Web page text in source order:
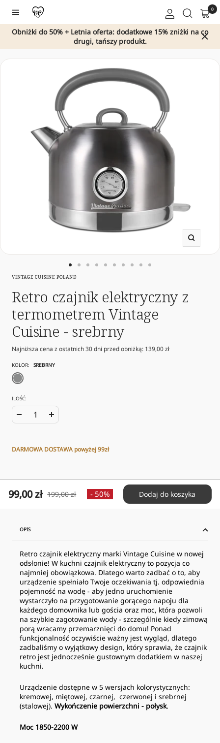
treści
Nawigacja 0
Obniżki do 50% + Letnia oferta: dodatkowe 15% zniżki na co
drugi, tańszy produkt.
Przejdź
do
slajdu
1
Przejdź
slajdu
2
Przejdź
slajdu
3
Przejdź
slajdu
4
Przejdź
slajdu
5
Przejdź
slajdu
6
Przejdź
slajdu
7
Przejdź
slajdu
8
Przejdź
9
Przejdź
10
VINTAGE CUISINE POLAND
Retro czajnik elektryczny z
termometrem Vintage
Cuisine - srebrny
Najniższa cena z ostatnich 30 dni przed obniżką: 139,00 zł
KOLOR: SREBRNY
srebrny
ILOŚĆ:
Zwiększ
Zmniejsz
DARMOWA DOSTAWA powyżej 99zł
Dodaj do koszyka
Cena
99,00 zł Cena
199,00 zł - 50%
OPIS
Retro czajnik elektryczny marki Vintage Cuisine w nowej
odsłonie! W kuchni czajnik elektryczny to pozycja co
najmniej obowiązkowa. Dlatego warto zadbać o to, aby
urządzenie spełniało Twoje oczekiwania tj. odpowiednia
pojemność na wodę - aby jedno uruchomienie
wystarczyło na przygotowanie gorącego napoju dla
każdego domownika lub gościa oraz moc, która pozwoli
na szybkie zagotowanie wody - szczególnie kiedy zimową
porą wracamy przemarznięci do domu! Ponad
funkcjonalność oczywiście ważny jest wygląd, dlatego
zadbaliśmy o wyjątkowy design, który sprawia, że czajnik
retro jest jednocześnie gustownym dodatkiem w naszej
kuchni.
Urządzenie dostępne w 5 wersjach kolorystycznych:
kremowej, miętowej, czarnej, czerwonej i srebrnej
(stalowej). Wykończenie powierzchni - połysk.
Moc 1850-2200 W